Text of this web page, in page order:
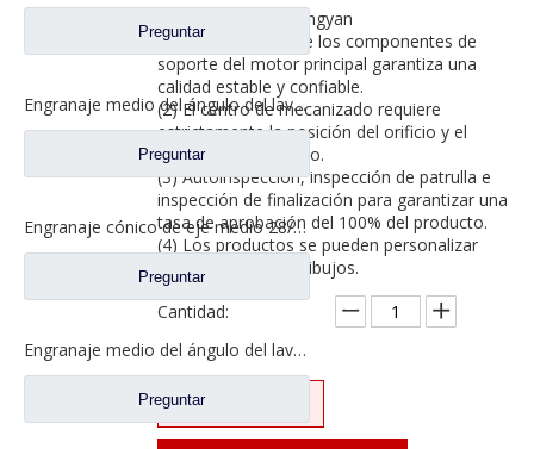
Preguntar
Engranaje medio del ángulo del lavabo del puente para los recambios 42104456 del camión de SAIC Hongyan
Preguntar
Engranaje cónico de eje medio 28/21 para eje Ankai Benz, repuestos para camiones Foton Auman HFF2502038/39CK1BZ
Preguntar
Engranaje medio del ángulo del lavabo del puente para los recambios 5801845742 del camión de SAIC Hongyan
Preguntar
Aplicación: SAIC Hongyan
(1) El ensamblaje de los componentes de
soporte del motor principal garantiza una
calidad estable y confiable.
(2) El centro de mecanizado requiere
estrictamente la posición del orificio y el
tamaño del producto.
(3) Autoinspección, inspección de patrulla e
inspección de finalización para garantizar una
tasa de aprobación del 100% del producto.
(4) Los productos se pueden personalizar
según muestras y dibujos.
Cantidad:
Preguntar